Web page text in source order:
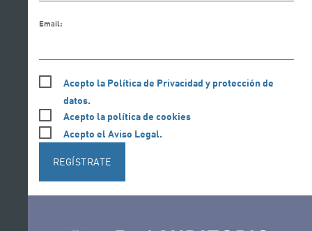
Email:
Acepto la Política de Privacidad y protección de
datos.
Acepto la política de cookies
Acepto el Aviso Legal.
REGÍSTRATE